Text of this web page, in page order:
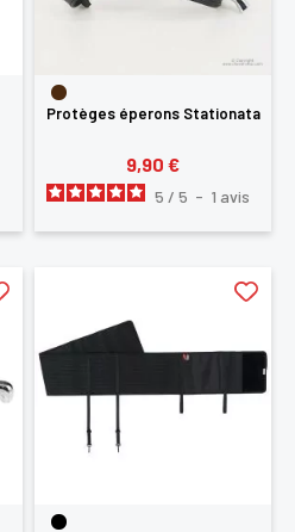
Protèges éperons Stationata
9,90 €
5 / 5 - 1 avis